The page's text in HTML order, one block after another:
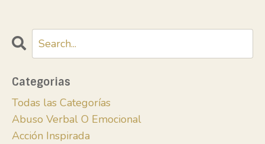
Categorias
Todas las Categorías
Abuso Verbal O Emocional
Acción Inspirada